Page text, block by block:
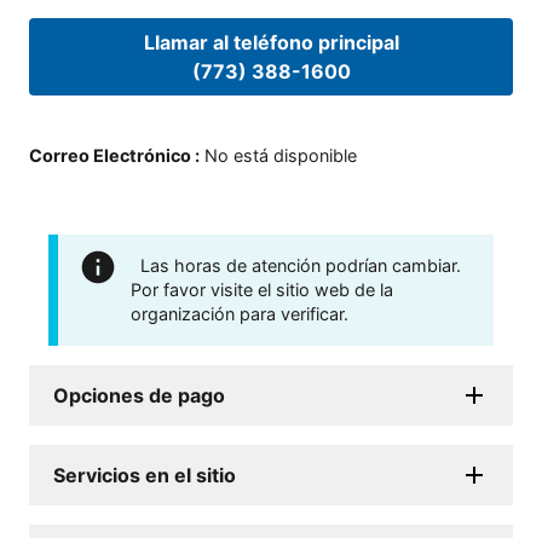
Llamar al teléfono principal
(773) 388-1600
Correo Electrónico : No está disponible
Las horas de atención podrían cambiar.
Por favor visite el sitio web de la
organización para verificar.
Opciones de pago
Servicios en el sitio